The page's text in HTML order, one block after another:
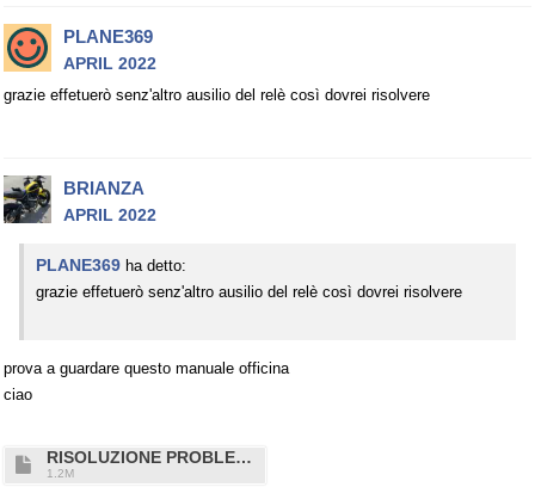
PLANE369
APRIL 2022
grazie effetuerò senz'altro ausilio del relè così dovrei risolvere
BRIANZA
APRIL 2022
PLANE369 ha detto:
grazie effetuerò senz'altro ausilio del relè così dovrei risolvere
prova a guardare questo manuale officina
ciao
RISOLUZIONE PROBLEMI N4000.PDF
1.2M